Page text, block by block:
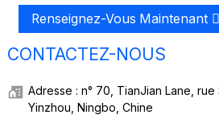
Renseignez-Vous Maintenant
CONTACTEZ-NOUS
Adresse : n° 70, TianJian Lane,
Yinzhou, Ningbo, Chine